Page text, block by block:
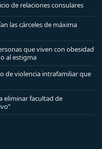
de relaciones consulares
las cárceles de máxima
que viven con obesidad
al estigma
de violencia intrafamiliar que
eliminar facultad de